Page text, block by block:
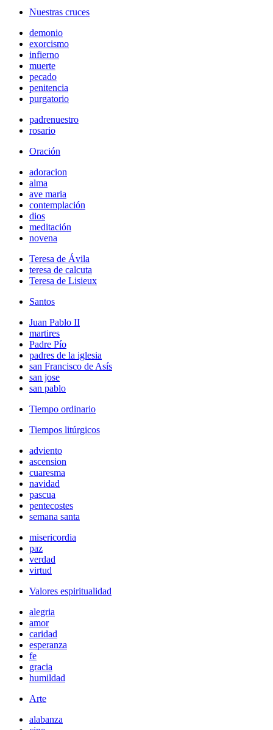
Nuestras cruces
demonio
exorcismo
infierno
muerte
pecado
penitencia
purgatorio
padrenuestro
rosario
Oración
adoracion
alma
ave maria
contemplación
dios
meditación
novena
Teresa de Ávila
teresa de calcuta
Teresa de Lisieux
Santos
Juan Pablo II
martires
Padre Pío
padres de la iglesia
san Francisco de Asís
san jose
san pablo
Tiempo ordinario
Tiempos litúrgicos
adviento
ascension
cuaresma
navidad
pascua
pentecostes
semana santa
misericordia
paz
verdad
virtud
Valores espiritualidad
alegria
amor
caridad
esperanza
fe
gracia
humildad
Arte
alabanza